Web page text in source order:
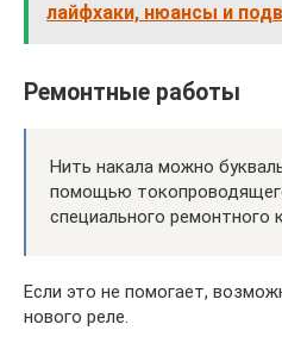
лайфхаки, нюансы и
Ремонтные работы
Нить накала можно
помощью
специального ремонтного
Если это не помогает,
нового реле.